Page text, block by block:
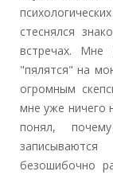
стеснялся
встречах. Мне
"пялятся" на
огромным
мне уже ничего
понял,
безошибочно